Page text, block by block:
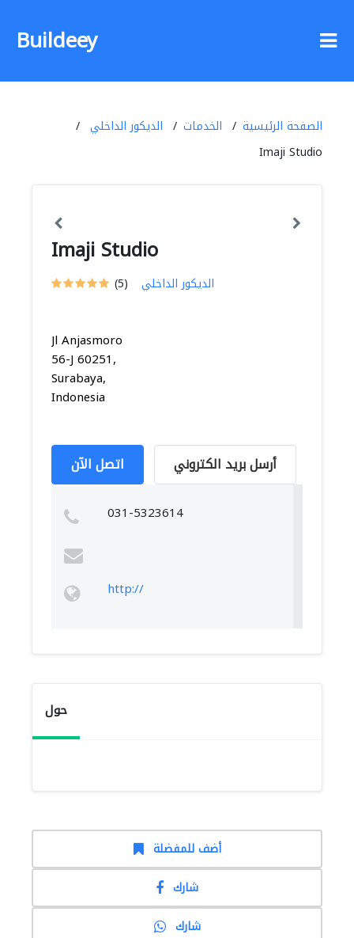
Buildeey
الصفحة الرئيسية الخدمات
الديكور الداخلي
Imaji Studio
Imaji Studio
(5) الديكور الداخلي
Jl Anjasmoro
56-J 60251,
Surabaya,
Indonesia
اتصل الآن أرسل بريد الكتروني
031-5323614
http://
حول
أضف للمفضلة
شارك
شارك